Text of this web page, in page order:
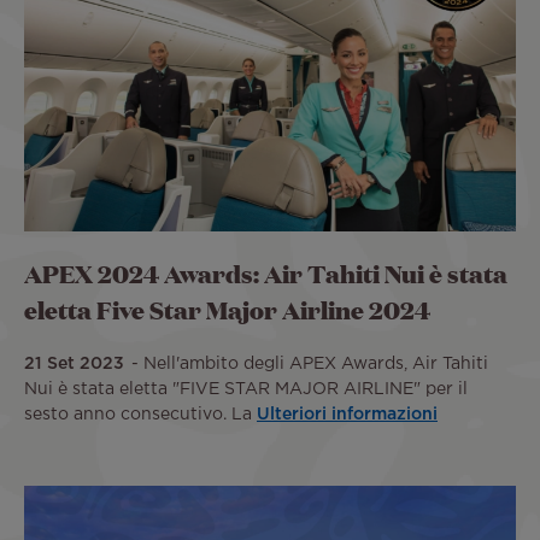
APEX 2024 Awards: Air Tahiti Nui è stata
eletta Five Star Major Airline 2024
21 Set 2023
Nell'ambito degli APEX Awards, Air Tahiti
Nui è stata eletta "FIVE STAR MAJOR AIRLINE" per il
sesto anno consecutivo. La Ulteriori informazioni